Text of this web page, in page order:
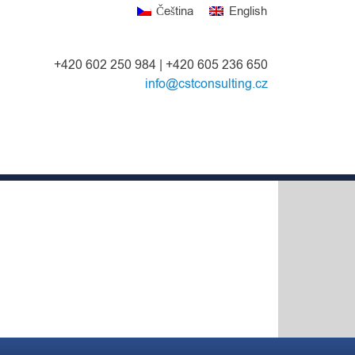
Čeština English
+420 602 250 984 | +420 605 236 650
info@cstconsulting.cz